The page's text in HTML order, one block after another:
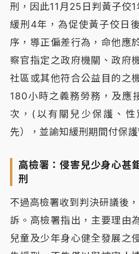
刑，因此11月25日判黃子佼
緩刑4年，為促使黃子佼日
序，導正偏差行為，命他應
察官指定之政府機關、政府
社區或其他符合公益目的之
180小時之義務勞務，及應
次，(以有關兒少保護、性
先），並諭知緩刑期間付保護
高檢署：侵害兒少身心
刑
不過高檢署收到判決研議後
訴。高檢署指出，主要理由
兒童及少年身心健全發展之